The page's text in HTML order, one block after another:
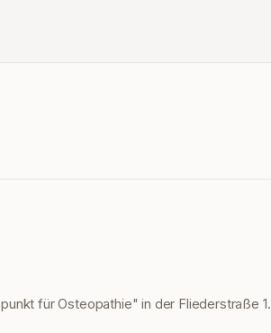
für Osteopathie" in der Fliederstraße 1.